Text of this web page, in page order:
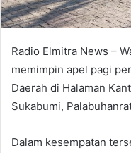
Radio Elmitra News –
memimpin apel pagi
Daerah di Halaman
Sukabumi,
Dalam kesempatan